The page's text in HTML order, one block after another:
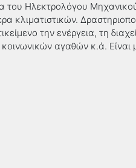
του Ηλεκτρολόγου
κλιματιστικών.
την ενέργεια, τη
αγαθών κ.ά. Είναι